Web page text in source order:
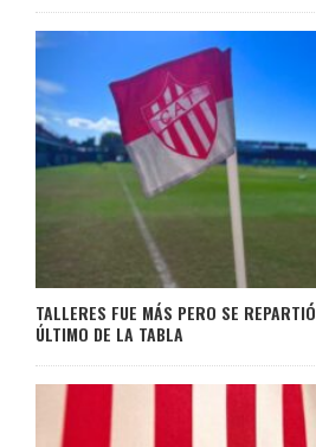
TALLERES FUE MÁS PERO SE
ÚLTIMO DE LA TABLA